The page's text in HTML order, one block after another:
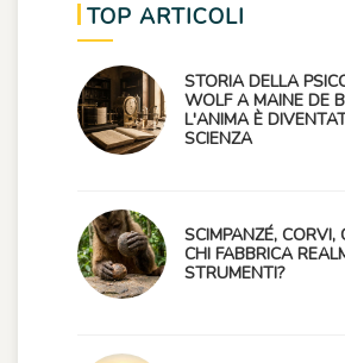
TOP ARTICOLI
STORIA DELLA
WOLF A MAINE DE
L'ANIMA È
SCIENZA
SCIMPANZÉ, CORVI,
CHI FABBRICA
STRUMENTI?